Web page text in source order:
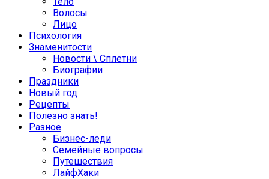
Волосы
Лицо
Психология
Знаменитости
Новости \ Сплетни
Биографии
Праздники
Новый год
Рецепты
Полезно знать!
Разное
Бизнес-леди
Семейные вопросы
Путешествия
ЛайфХаки